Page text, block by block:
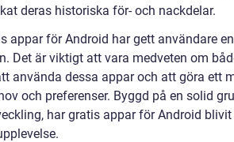
deras historiska för- och nackdelar.
appar för Android har gett användare
Det är viktigt att vara medveten om
använda dessa appar och att göra ett
och preferenser. Byggd på en solid
har gratis appar för Android blivit